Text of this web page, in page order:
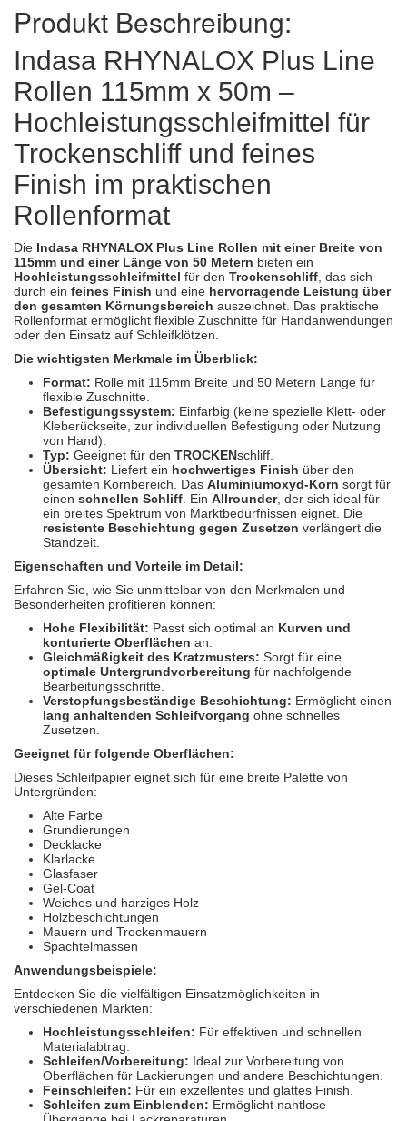
(113)
Indasa
(2)
KWASNY
(8)
Mirka
(1)
no-name
(1)
Novol
Prevost
(3)
Proma
(21)
Sia
(3)
Spectral
(5)
StarChem
(1)
Sundstrom
(4)
Troton
(2)
Wibeco
(1)
ZVG
Produkt Beschreibung:
Indasa RHYNALOX Plus Line
Rollen 115mm x 50m –
Hochleistungsschleifmittel für
Trockenschliff und feines
Finish im praktischen
Rollenformat
Die Indasa RHYNALOX Plus Line Rollen mit einer Breite von
115mm und einer Länge von 50 Metern bieten ein
Hochleistungsschleifmittel für den Trockenschliff , das sich
durch ein feines Finish und eine hervorragende Leistung über
den gesamten Körnungsbereich auszeichnet. Das praktische
Rollenformat ermöglicht flexible Zuschnitte für Handanwendungen
oder den Einsatz auf Schleifklötzen.
Die wichtigsten Merkmale im Überblick:
Format: Rolle mit 115mm Breite und 50 Metern Länge für
flexible Zuschnitte.
Befestigungssystem: Einfarbig (keine spezielle Klett- oder
Kleberückseite, zur individuellen Befestigung oder Nutzung
von Hand).
Typ: Geeignet für den TROCKENschliff.
Übersicht: Liefert ein hochwertiges Finish über den
gesamten Kornbereich. Das Aluminiumoxyd-Korn sorgt für
einen schnellen Schliff . Ein Allrounder, der sich ideal für
ein breites Spektrum von Marktbedürfnissen eignet. Die
resistente Beschichtung gegen Zusetzen verlängert die
Standzeit.
Eigenschaften und Vorteile im Detail:
Erfahren Sie, wie Sie unmittelbar von den Merkmalen und
Besonderheiten profitieren können:
Hohe Flexibilität: Passt sich optimal an Kurven und
konturierte Oberflächen an.
Gleichmäßigkeit des Kratzmusters: Sorgt für eine
optimale Untergrundvorbereitung für nachfolgende
Bearbeitungsschritte.
Verstopfungsbeständige Beschichtung: Ermöglicht einen
lang anhaltenden Schleifvorgang ohne schnelles
Zusetzen.
Geeignet für folgende Oberflächen:
Dieses Schleifpapier eignet sich für eine breite Palette von
Untergründen:
Alte Farbe
Grundierungen
Decklacke
Klarlacke
Glasfaser
Gel-Coat
Weiches und harziges Holz
Holzbeschichtungen
Mauern und Trockenmauern
Spachtelmassen
Anwendungsbeispiele:
Entdecken Sie die vielfältigen Einsatzmöglichkeiten in
verschiedenen Märkten:
Hochleistungsschleifen: Für effektiven und schnellen
Materialabtrag.
Schleifen/Vorbereitung: Ideal zur Vorbereitung von
Oberflächen für Lackierungen und andere Beschichtungen.
Feinschleifen: Für ein exzellentes und glattes Finish.
Schleifen zum Einblenden: Ermöglicht nahtlose